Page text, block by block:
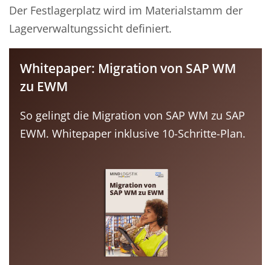
Der Festlagerplatz wird im Materialstamm der
Lagerverwaltungssicht definiert.
Whitepaper: Migration von SAP WM
zu EWM
So gelingt die Migration von SAP WM zu SAP
EWM. Whitepaper inklusive 10-Schritte-Plan.